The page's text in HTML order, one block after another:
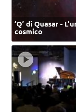
‘Q’ di Quasar -
cosmico